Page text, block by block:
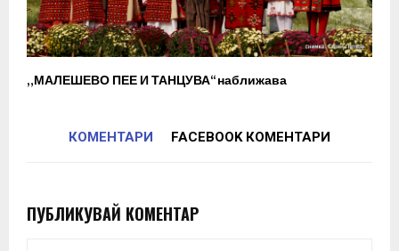
„МАЛЕШЕВО ПЕЕ И ТАНЦУВА“ наближава
КОМЕНТАРИ FACEBOOK КОМЕНТАРИ
ПУБЛИКУВАЙ КОМЕНТАР